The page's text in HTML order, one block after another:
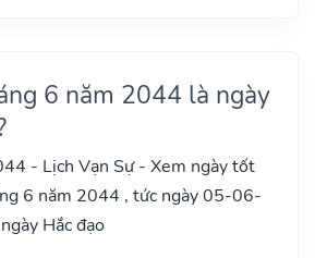
6 năm 2044 là ngày
- Lịch Vạn Sự - Xem ngày tốt
6 năm 2044 , tức ngày 05-06-
Hắc đạo